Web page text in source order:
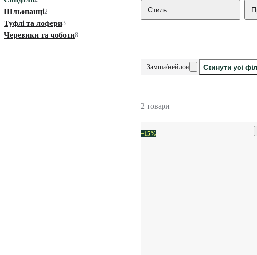
Шльопанці2
Туфлі та лофери3
Черевики та чоботи8
Стиль
Замша/нейлон Скинути усі
2 товари
−15%